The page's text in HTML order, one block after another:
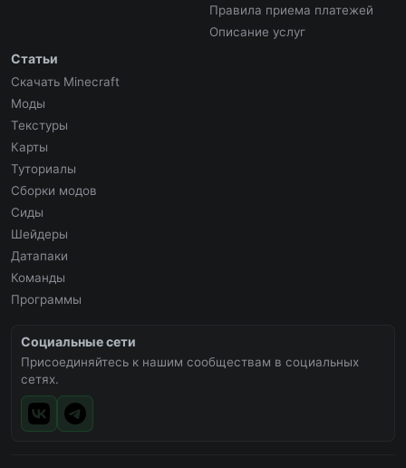
Правила приема платежей
Описание услуг
Статьи
Скачать Minecraft
Моды
Текстуры
Карты
Туториалы
Сборки модов
Сиды
Шейдеры
Датапаки
Команды
Программы
Социальные сети
Присоединяйтесь к нашим сообществам в социальных
сетях.